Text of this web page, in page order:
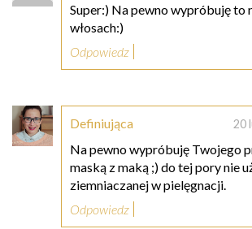
Super:) Na pewno wypróbuję to
włosach:)
Odpowiedz
Definiująca 20
Na pewno wypróbuję Twojego
maską z maką ;) do tej pory nie
ziemniaczanej w pielęgnacji.
Odpowiedz